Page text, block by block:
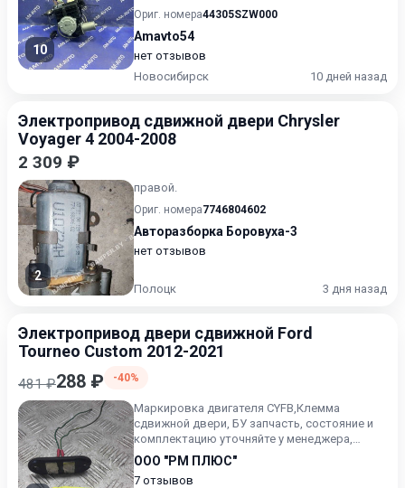
10
\nКонтрактный, без пробега по РФ. Honda
St...
Ориг. номера44305SZW000
Amavto54
нет отзывов
Новосибирск
10 дней назад
Электропривод сдвижной двери Chrysler
Voyager 4 2004-2008
2 309 ₽
2
правой.
Ориг. номера7746804602
Авторазборка Боровуха-3
нет отзывов
Полоцк 3 дня назад
Электропривод двери сдвижной Ford
Tourneo Custom 2012-2021
481 ₽288 ₽ -40%
Маркировка двигателя CYFB,Клемма
сдвижной двери, БУ запчасть, состояние и
комплектацию уточняйте у менеджера,
проверочный срок от 14 до 30 д...
ООО "РМ ПЛЮС"
7 отзывов